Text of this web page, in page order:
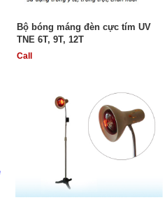
Bộ bóng máng đèn cực tím UV
TNE 6T, 9T, 12T
Call